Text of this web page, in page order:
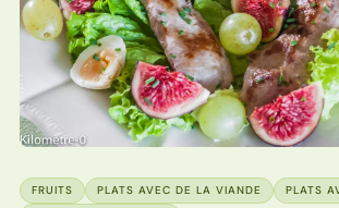
FRUITS PLATS AVEC DE LA VIANDE
PLATS